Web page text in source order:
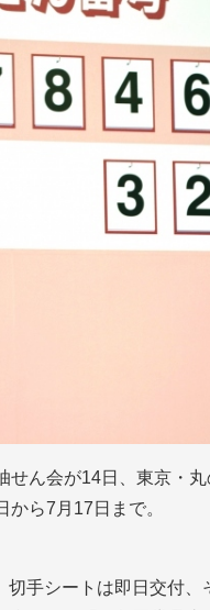
せん会が14日、東京・
ら7月17日まで。
手シートは即日交付